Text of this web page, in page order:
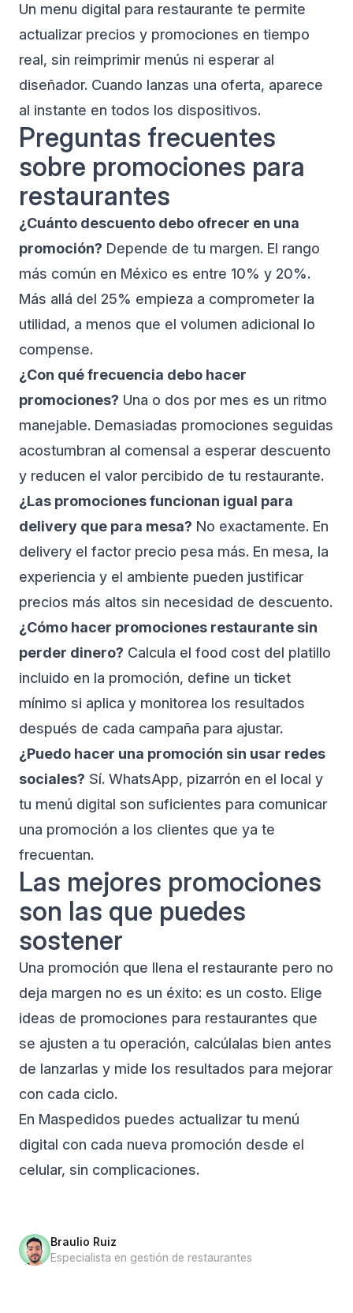
Un menu digital para restaurante te permite
actualizar precios y promociones en tiempo
real, sin reimprimir menús ni esperar al
diseñador. Cuando lanzas una oferta, aparece
al instante en todos los dispositivos.
Preguntas frecuentes
sobre promociones para
restaurantes
¿Cuánto descuento debo ofrecer en una
promoción? Depende de tu margen. El rango
más común en México es entre 10% y 20%.
Más allá del 25% empieza a comprometer la
utilidad, a menos que el volumen adicional lo
compense.
¿Con qué frecuencia debo hacer
promociones? Una o dos por mes es un ritmo
manejable. Demasiadas promociones seguidas
acostumbran al comensal a esperar descuento
y reducen el valor percibido de tu restaurante.
¿Las promociones funcionan igual para
delivery que para mesa? No exactamente. En
delivery el factor precio pesa más. En mesa, la
experiencia y el ambiente pueden justificar
precios más altos sin necesidad de descuento.
¿Cómo hacer promociones restaurante sin
perder dinero? Calcula el food cost del platillo
incluido en la promoción, define un ticket
mínimo si aplica y monitorea los resultados
después de cada campaña para ajustar.
¿Puedo hacer una promoción sin usar redes
sociales? Sí. WhatsApp, pizarrón en el local y
tu menú digital son suficientes para comunicar
una promoción a los clientes que ya te
frecuentan.
Las mejores promociones
son las que puedes
sostener
Una promoción que llena el restaurante pero no
deja margen no es un éxito: es un costo. Elige
ideas de promociones para restaurantes que
se ajusten a tu operación, calcúlalas bien antes
de lanzarlas y mide los resultados para mejorar
con cada ciclo.
En Maspedidos puedes actualizar tu menú
digital con cada nueva promoción desde el
celular, sin complicaciones.
Braulio Ruiz
Especialista en gestión de restaurantes